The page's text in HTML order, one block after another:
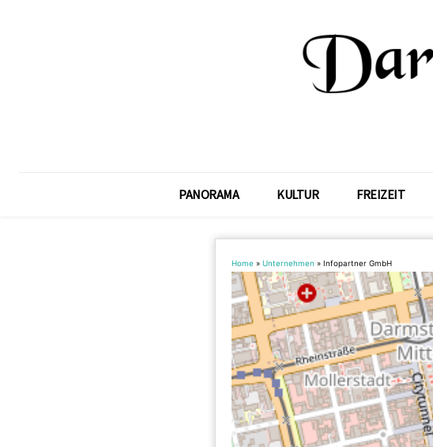
PANORAMA KULTUR FREIZEIT
Home » Unternehmen » Infopartner GmbH